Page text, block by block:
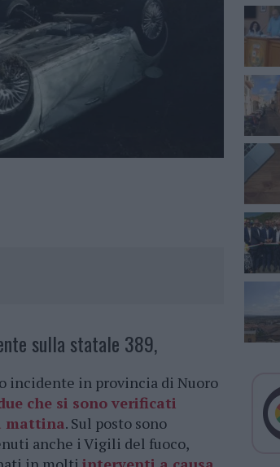
sulla statale 389,
incidente in provincia di Nuoro
che si sono verificati
mattina. Sul posto sono
anche i Vigili del fuoco,